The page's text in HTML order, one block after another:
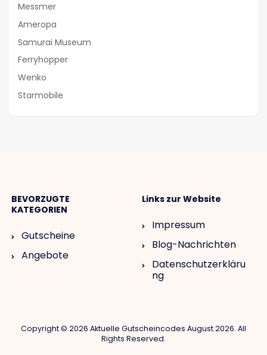
Messmer
Ameropa
Samurai Museum
Ferryhopper
Wenko
Starmobile
BEVORZUGTE
KATEGORIEN
Gutscheine
Angebote
Links zur Website
Impressum
Blog-Nachrichten
Datenschutzerkläru
ng
Copyright © 2026 Aktuelle Gutscheincodes August 2026. All
Rights Reserved.